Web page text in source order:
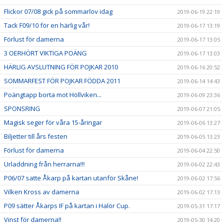
Flickor 07/08 gick på sommarlov idag 2019-06-19 22:19
Tack F09/10 för en härlig vår! 2019-06-17 13:19
Förlust för damerna 2019-06-17 13:05
3 OERHÖRT VIKTIGA POÄNG 2019-06-17 13:03
HÄRLIG AVSLUTNING FÖR POJKAR 2010 2019-06-16 20:52
SOMMARFEST FÖR POJKAR FÖDDA 2011 2019-06-14 14:43
Poängtapp borta mot Höllviken... 2019-06-09 23:36
SPONSRING 2019-06-07 21:05
Magisk seger för våra 15-åringar 2019-06-06 13:27
Biljetter till års festen 2019-06-05 13:23
Förlust för damerna 2019-06-04 22:50
Urladdning från herrarna!!! 2019-06-02 22:43
P06/07 satte Åkarp på kartan utanför Skåne! 2019-06-02 17:56
Vilken Kross av damerna 2019-06-02 17:13
P09 sätter Åkarps IF på kartan i Halör Cup. 2019-05-31 17:17
Vinst för damerna!! 2019-05-30 14:20